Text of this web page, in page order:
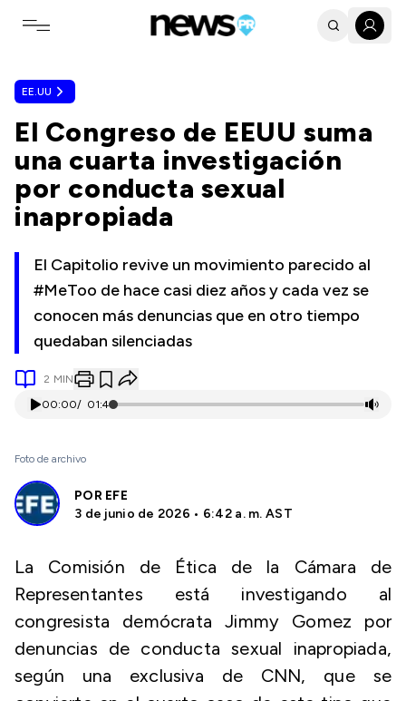
Toggle navigation menu
EE.UU
El Congreso de EEUU suma
una cuarta investigación
por conducta sexual
inapropiada
El Capitolio revive un movimiento parecido al
#MeToo de hace casi diez años y cada vez se
conocen más denuncias que en otro tiempo
quedaban silenciadas
2 MIN
00:00/ 01:41
Foto de archivo
POR EFE
3 de junio de 2026 • 6:42 a. m. AST
La Comisión de Ética de la Cámara de
Representantes está investigando al
congresista demócrata Jimmy Gomez por
denuncias de conducta sexual inapropiada,
según una exclusiva de CNN, que se